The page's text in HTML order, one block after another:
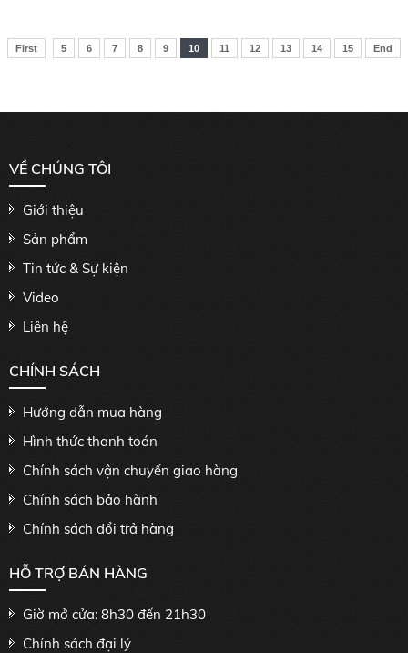
First 5 6 7 8 9 10 11 12 13 14 15 End
VỀ CHÚNG TÔI
Giới thiệu
Sản phẩm
Tin tức & Sự kiện
Video
Liên hệ
CHÍNH SÁCH
Hướng dẫn mua hàng
Hình thức thanh toán
Chính sách vận chuyển giao hàng
Chính sách bảo hành
Chính sách đổi trả hàng
HỖ TRỢ BÁN HÀNG
Giờ mở cửa: 8h30 đến 21h30
Chính sách đại lý